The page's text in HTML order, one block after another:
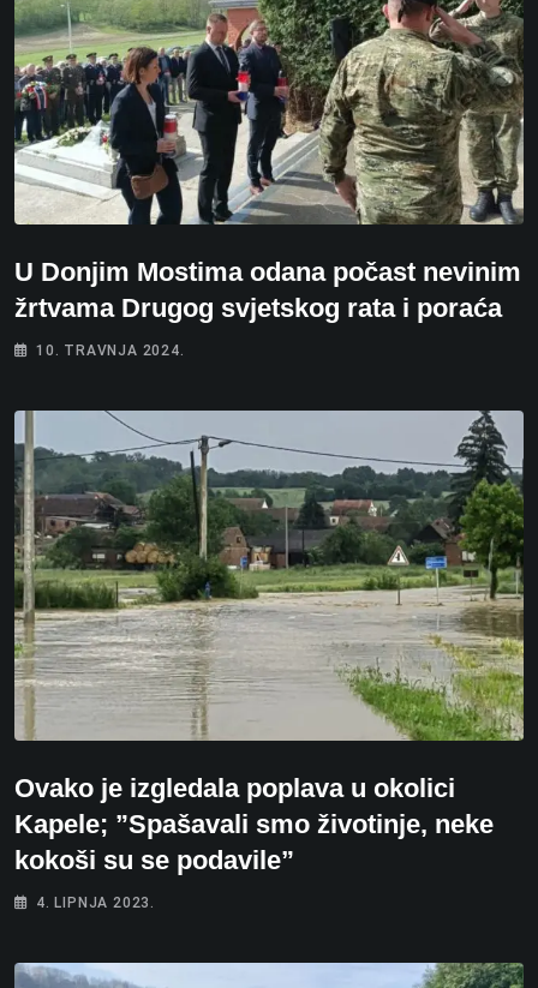
U Donjim Mostima odana počast nevinim
žrtvama Drugog svjetskog rata i poraća
10. TRAVNJA 2024.
Ovako je izgledala poplava u okolici
Kapele; ”Spašavali smo životinje, neke
kokoši su se podavile”
4. LIPNJA 2023.